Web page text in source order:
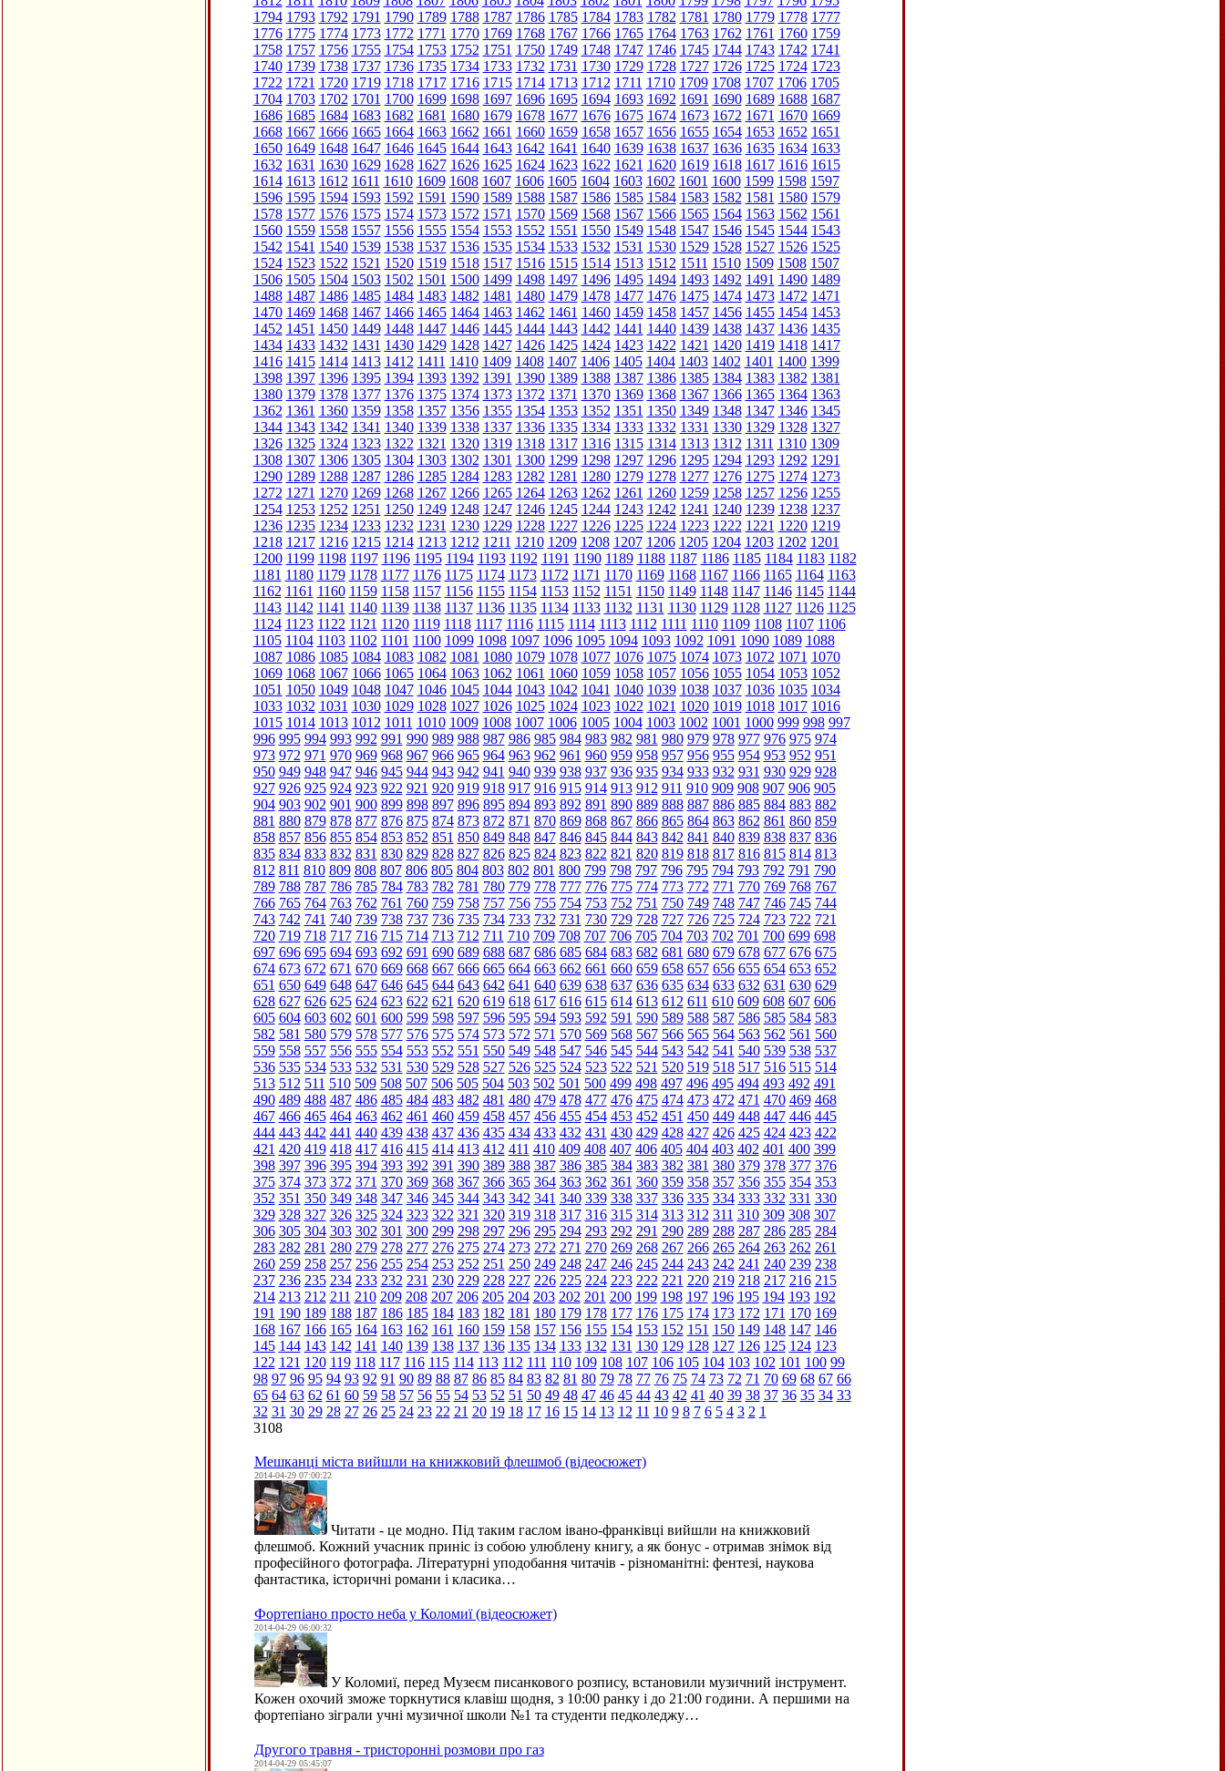
1794 1793 1792 1791 1790 1789 1788 1787 1786 1785 1784 1783 1782 1781 1780 1779 1778 1777
1776 1775 1774 1773 1772 1771 1770 1769 1768 1767 1766 1765 1764 1763 1762 1761 1760 1759
1758 1757 1756 1755 1754 1753 1752 1751 1750 1749 1748 1747 1746 1745 1744 1743 1742 1741
1740 1739 1738 1737 1736 1735 1734 1733 1732 1731 1730 1729 1728 1727 1726 1725 1724 1723
1722 1721 1720 1719 1718 1717 1716 1715 1714 1713 1712 1711 1710 1709 1708 1707 1706 1705
1704 1703 1702 1701 1700 1699 1698 1697 1696 1695 1694 1693 1692 1691 1690 1689 1688 1687
1686 1685 1684 1683 1682 1681 1680 1679 1678 1677 1676 1675 1674 1673 1672 1671 1670 1669
1668 1667 1666 1665 1664 1663 1662 1661 1660 1659 1658 1657 1656 1655 1654 1653 1652 1651
1650 1649 1648 1647 1646 1645 1644 1643 1642 1641 1640 1639 1638 1637 1636 1635 1634 1633
1632 1631 1630 1629 1628 1627 1626 1625 1624 1623 1622 1621 1620 1619 1618 1617 1616 1615
1614 1613 1612 1611 1610 1609 1608 1607 1606 1605 1604 1603 1602 1601 1600 1599 1598 1597
1596 1595 1594 1593 1592 1591 1590 1589 1588 1587 1586 1585 1584 1583 1582 1581 1580 1579
1578 1577 1576 1575 1574 1573 1572 1571 1570 1569 1568 1567 1566 1565 1564 1563 1562 1561
1560 1559 1558 1557 1556 1555 1554 1553 1552 1551 1550 1549 1548 1547 1546 1545 1544 1543
1542 1541 1540 1539 1538 1537 1536 1535 1534 1533 1532 1531 1530 1529 1528 1527 1526 1525
1524 1523 1522 1521 1520 1519 1518 1517 1516 1515 1514 1513 1512 1511 1510 1509 1508 1507
1506 1505 1504 1503 1502 1501 1500 1499 1498 1497 1496 1495 1494 1493 1492 1491 1490 1489
1488 1487 1486 1485 1484 1483 1482 1481 1480 1479 1478 1477 1476 1475 1474 1473 1472 1471
1470 1469 1468 1467 1466 1465 1464 1463 1462 1461 1460 1459 1458 1457 1456 1455 1454 1453
1452 1451 1450 1449 1448 1447 1446 1445 1444 1443 1442 1441 1440 1439 1438 1437 1436 1435
1434 1433 1432 1431 1430 1429 1428 1427 1426 1425 1424 1423 1422 1421 1420 1419 1418 1417
1416 1415 1414 1413 1412 1411 1410 1409 1408 1407 1406 1405 1404 1403 1402 1401 1400 1399
1398 1397 1396 1395 1394 1393 1392 1391 1390 1389 1388 1387 1386 1385 1384 1383 1382 1381
1380 1379 1378 1377 1376 1375 1374 1373 1372 1371 1370 1369 1368 1367 1366 1365 1364 1363
1362 1361 1360 1359 1358 1357 1356 1355 1354 1353 1352 1351 1350 1349 1348 1347 1346 1345
1344 1343 1342 1341 1340 1339 1338 1337 1336 1335 1334 1333 1332 1331 1330 1329 1328 1327
1326 1325 1324 1323 1322 1321 1320 1319 1318 1317 1316 1315 1314 1313 1312 1311 1310 1309
1308 1307 1306 1305 1304 1303 1302 1301 1300 1299 1298 1297 1296 1295 1294 1293 1292 1291
1290 1289 1288 1287 1286 1285 1284 1283 1282 1281 1280 1279 1278 1277 1276 1275 1274 1273
1272 1271 1270 1269 1268 1267 1266 1265 1264 1263 1262 1261 1260 1259 1258 1257 1256 1255
1254 1253 1252 1251 1250 1249 1248 1247 1246 1245 1244 1243 1242 1241 1240 1239 1238 1237
1236 1235 1234 1233 1232 1231 1230 1229 1228 1227 1226 1225 1224 1223 1222 1221 1220 1219
1218 1217 1216 1215 1214 1213 1212 1211 1210 1209 1208 1207 1206 1205 1204 1203 1202 1201
1200 1199 1198 1197 1196 1195 1194 1193 1192 1191 1190 1189 1188 1187 1186 1185 1184 1183 1182
1181 1180 1179 1178 1177 1176 1175 1174 1173 1172 1171 1170 1169 1168 1167 1166 1165 1164 1163
1162 1161 1160 1159 1158 1157 1156 1155 1154 1153 1152 1151 1150 1149 1148 1147 1146 1145 1144
1143 1142 1141 1140 1139 1138 1137 1136 1135 1134 1133 1132 1131 1130 1129 1128 1127 1126 1125
1124 1123 1122 1121 1120 1119 1118 1117 1116 1115 1114 1113 1112 1111 1110 1109 1108 1107 1106
1105 1104 1103 1102 1101 1100 1099 1098 1097 1096 1095 1094 1093 1092 1091 1090 1089 1088
1087 1086 1085 1084 1083 1082 1081 1080 1079 1078 1077 1076 1075 1074 1073 1072 1071 1070
1069 1068 1067 1066 1065 1064 1063 1062 1061 1060 1059 1058 1057 1056 1055 1054 1053 1052
1051 1050 1049 1048 1047 1046 1045 1044 1043 1042 1041 1040 1039 1038 1037 1036 1035 1034
1033 1032 1031 1030 1029 1028 1027 1026 1025 1024 1023 1022 1021 1020 1019 1018 1017 1016
1015 1014 1013 1012 1011 1010 1009 1008 1007 1006 1005 1004 1003 1002 1001 1000 999 998 997
996 995 994 993 992 991 990 989 988 987 986 985 984 983 982 981 980 979 978 977 976 975 974
973 972 971 970 969 968 967 966 965 964 963 962 961 960 959 958 957 956 955 954 953 952 951
950 949 948 947 946 945 944 943 942 941 940 939 938 937 936 935 934 933 932 931 930 929 928
927 926 925 924 923 922 921 920 919 918 917 916 915 914 913 912 911 910 909 908 907 906 905
904 903 902 901 900 899 898 897 896 895 894 893 892 891 890 889 888 887 886 885 884 883 882
881 880 879 878 877 876 875 874 873 872 871 870 869 868 867 866 865 864 863 862 861 860 859
858 857 856 855 854 853 852 851 850 849 848 847 846 845 844 843 842 841 840 839 838 837 836
835 834 833 832 831 830 829 828 827 826 825 824 823 822 821 820 819 818 817 816 815 814 813
812 811 810 809 808 807 806 805 804 803 802 801 800 799 798 797 796 795 794 793 792 791 790
789 788 787 786 785 784 783 782 781 780 779 778 777 776 775 774 773 772 771 770 769 768 767
766 765 764 763 762 761 760 759 758 757 756 755 754 753 752 751 750 749 748 747 746 745 744
743 742 741 740 739 738 737 736 735 734 733 732 731 730 729 728 727 726 725 724 723 722 721
720 719 718 717 716 715 714 713 712 711 710 709 708 707 706 705 704 703 702 701 700 699 698
697 696 695 694 693 692 691 690 689 688 687 686 685 684 683 682 681 680 679 678 677 676 675
674 673 672 671 670 669 668 667 666 665 664 663 662 661 660 659 658 657 656 655 654 653 652
651 650 649 648 647 646 645 644 643 642 641 640 639 638 637 636 635 634 633 632 631 630 629
628 627 626 625 624 623 622 621 620 619 618 617 616 615 614 613 612 611 610 609 608 607 606
605 604 603 602 601 600 599 598 597 596 595 594 593 592 591 590 589 588 587 586 585 584 583
582 581 580 579 578 577 576 575 574 573 572 571 570 569 568 567 566 565 564 563 562 561 560
559 558 557 556 555 554 553 552 551 550 549 548 547 546 545 544 543 542 541 540 539 538 537
536 535 534 533 532 531 530 529 528 527 526 525 524 523 522 521 520 519 518 517 516 515 514
513 512 511 510 509 508 507 506 505 504 503 502 501 500 499 498 497 496 495 494 493 492 491
490 489 488 487 486 485 484 483 482 481 480 479 478 477 476 475 474 473 472 471 470 469 468
467 466 465 464 463 462 461 460 459 458 457 456 455 454 453 452 451 450 449 448 447 446 445
444 443 442 441 440 439 438 437 436 435 434 433 432 431 430 429 428 427 426 425 424 423 422
421 420 419 418 417 416 415 414 413 412 411 410 409 408 407 406 405 404 403 402 401 400 399
398 397 396 395 394 393 392 391 390 389 388 387 386 385 384 383 382 381 380 379 378 377 376
375 374 373 372 371 370 369 368 367 366 365 364 363 362 361 360 359 358 357 356 355 354 353
352 351 350 349 348 347 346 345 344 343 342 341 340 339 338 337 336 335 334 333 332 331 330
329 328 327 326 325 324 323 322 321 320 319 318 317 316 315 314 313 312 311 310 309 308 307
306 305 304 303 302 301 300 299 298 297 296 295 294 293 292 291 290 289 288 287 286 285 284
283 282 281 280 279 278 277 276 275 274 273 272 271 270 269 268 267 266 265 264 263 262 261
260 259 258 257 256 255 254 253 252 251 250 249 248 247 246 245 244 243 242 241 240 239 238
237 236 235 234 233 232 231 230 229 228 227 226 225 224 223 222 221 220 219 218 217 216 215
214 213 212 211 210 209 208 207 206 205 204 203 202 201 200 199 198 197 196 195 194 193 192
191 190 189 188 187 186 185 184 183 182 181 180 179 178 177 176 175 174 173 172 171 170 169
168 167 166 165 164 163 162 161 160 159 158 157 156 155 154 153 152 151 150 149 148 147 146
145 144 143 142 141 140 139 138 137 136 135 134 133 132 131 130 129 128 127 126 125 124 123
122 121 120 119 118 117 116 115 114 113 112 111 110 109 108 107 106 105 104 103 102 101 100 99
98 97 96 95 94 93 92 91 90 89 88 87 86 85 84 83 82 81 80 79 78 77 76 75 74 73 72 71 70 69 68 67 66
65 64 63 62 61 60 59 58 57 56 55 54 53 52 51 50 49 48 47 46 45 44 43 42 41 40 39 38 37 36 35 34 33
32 31 30 29 28 27 26 25 24 23 22 21 20 19 18 17 16 15 14 13 12 11 10 9 8 7 6 5 4 3 2 1
3108
Мешканці міста вийшли на книжковий флешмоб (відеосюжет)
2014-04-29 07:00:22
Читати - це модно. Під таким гаслом івано-франківці вийшли на книжковий
флешмоб. Кожний учасник приніс із собою улюблену книгу, а як бонус - отримав знімок від
професійного фотографа. Літературні уподобання читачів - різноманітні: фентезі, наукова
фантастика, історичні романи і класика…
Фортепіано просто неба у Коломиї (відеосюжет)
2014-04-29 06:00:32
У Коломиї, перед Музеєм писанкового розпису, встановили музичний інструмент.
Кожен охочий зможе торкнутися клавіш щодня, з 10:00 ранку і до 21:00 години. А першими на
фортепіано зіграли учні музичної школи №1 та студенти педколеджу…
Другого травня - тристоронні розмови про газ
2014-04-29 05:45:07